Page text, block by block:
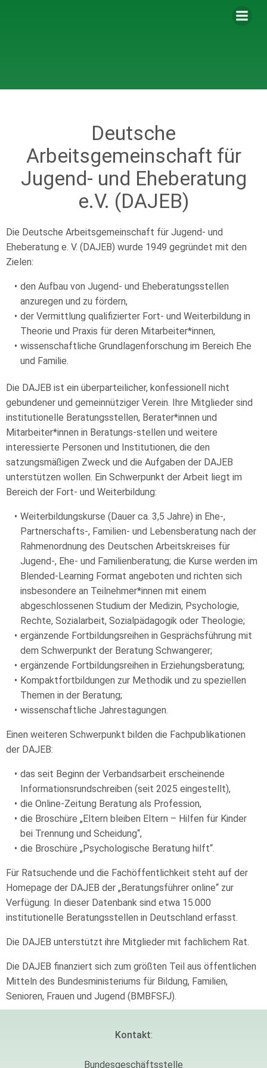
Deutsche
Arbeitsgemeinschaft für
Jugend- und Eheberatung
e.V. (DAJEB)
Die Deutsche Arbeitsgemeinschaft für Jugend- und
Eheberatung e. V. (DAJEB) wurde 1949 gegründet mit den
Zielen:
den Aufbau von Jugend- und Eheberatungsstellen
anzuregen und zu fördern,
der Vermittlung qualifizierter Fort- und Weiterbildung in
Theorie und Praxis für deren Mitarbeiter*innen,
wissenschaftliche Grundlagenforschung im Bereich Ehe
und Familie.
Die DAJEB ist ein überparteilicher, konfessionell nicht
gebundener und gemeinnütziger Verein. Ihre Mitglieder sind
institutionelle Beratungsstellen, Berater*innen und
Mitarbeiter*innen in Beratungs-stellen und weitere
interessierte Personen und Institutionen, die den
satzungsmäßigen Zweck und die Aufgaben der DAJEB
unterstützen wollen. Ein Schwerpunkt der Arbeit liegt im
Bereich der Fort- und Weiterbildung:
Weiterbildungskurse (Dauer ca. 3,5 Jahre) in Ehe-,
Partnerschafts-, Familien- und Lebensberatung nach der
Rahmenordnung des Deutschen Arbeitskreises für
Jugend-, Ehe- und Familienberatung; die Kurse werden im
Blended-Learning Format angeboten und richten sich
insbesondere an Teilnehmer*innen mit einem
abgeschlossenen Studium der Medizin, Psychologie,
Rechte, Sozialarbeit, Sozialpädagogik oder Theologie;
ergänzende Fortbildungsreihen in Gesprächsführung mit
dem Schwerpunkt der Beratung Schwangerer;
ergänzende Fortbildungsreihen in Erziehungsberatung;
Kompaktfortbildungen zur Methodik und zu speziellen
Themen in der Beratung;
wissenschaftliche Jahrestagungen.
Einen weiteren Schwerpunkt bilden die Fachpublikationen
der DAJEB:
das seit Beginn der Verbandsarbeit erscheinende
Informationsrundschreiben (seit 2025 eingestellt),
die Online-Zeitung Beratung als Profession,
die Broschüre „Eltern bleiben Eltern – Hilfen für Kinder
bei Trennung und Scheidung“,
die Broschüre „Psychologische Beratung hilft“.
Für Ratsuchende und die Fachöffentlichkeit steht auf der
Homepage der DAJEB der „Beratungsführer online“ zur
Verfügung. In dieser Datenbank sind etwa 15.000
institutionelle Beratungsstellen in Deutschland erfasst.
Die DAJEB unterstützt ihre Mitglieder mit fachlichem Rat.
Die DAJEB finanziert sich zum größten Teil aus öffentlichen
Mitteln des Bundesministeriums für Bildung, Familien,
Senioren, Frauen und Jugend (BMBFSFJ).
Kontakt:
Bundesgeschäftsstelle